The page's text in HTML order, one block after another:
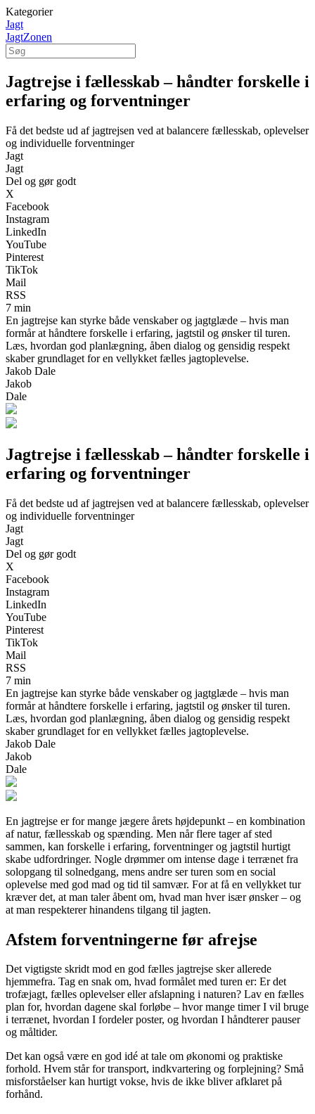
Kategorier
Jagt
JagtZonen
Jagtrejse i fællesskab – håndter forskelle i
erfaring og forventninger
Få det bedste ud af jagtrejsen ved at balancere fællesskab, oplevelser
og individuelle forventninger
Jagt
Jagt
Del og gør godt
X
Facebook
Instagram
LinkedIn
YouTube
Pinterest
TikTok
Mail
RSS
7 min
En jagtrejse kan styrke både venskaber og jagtglæde – hvis man
formår at håndtere forskelle i erfaring, jagtstil og ønsker til turen.
Læs, hvordan god planlægning, åben dialog og gensidig respekt
skaber grundlaget for en vellykket fælles jagtoplevelse.
Jakob Dale
Jakob
Dale
Jagtrejse i fællesskab – håndter forskelle i
erfaring og forventninger
Få det bedste ud af jagtrejsen ved at balancere fællesskab, oplevelser
og individuelle forventninger
Jagt
Jagt
Del og gør godt
X
Facebook
Instagram
LinkedIn
YouTube
Pinterest
TikTok
Mail
RSS
7 min
En jagtrejse kan styrke både venskaber og jagtglæde – hvis man
formår at håndtere forskelle i erfaring, jagtstil og ønsker til turen.
Læs, hvordan god planlægning, åben dialog og gensidig respekt
skaber grundlaget for en vellykket fælles jagtoplevelse.
Jakob Dale
Jakob
Dale
En jagtrejse er for mange jægere årets højdepunkt – en kombination
af natur, fællesskab og spænding. Men når flere tager af sted
sammen, kan forskelle i erfaring, forventninger og jagtstil hurtigt
skabe udfordringer. Nogle drømmer om intense dage i terrænet fra
solopgang til solnedgang, mens andre ser turen som en social
oplevelse med god mad og tid til samvær. For at få en vellykket tur
kræver det, at man taler åbent om, hvad man hver især ønsker – og
at man respekterer hinandens tilgang til jagten.
Afstem forventningerne før afrejse
Det vigtigste skridt mod en god fælles jagtrejse sker allerede
hjemmefra. Tag en snak om, hvad formålet med turen er: Er det
trofæjagt, fælles oplevelser eller afslapning i naturen? Lav en fælles
plan for, hvordan dagene skal forløbe – hvor mange timer I vil bruge
i terrænet, hvordan I fordeler poster, og hvordan I håndterer pauser
og måltider.
Det kan også være en god idé at tale om økonomi og praktiske
forhold. Hvem står for transport, indkvartering og forplejning? Små
misforståelser kan hurtigt vokse, hvis de ikke bliver afklaret på
forhånd.